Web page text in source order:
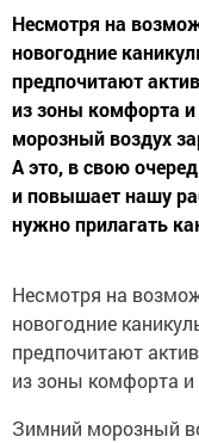
Несмотря на
новогодние
предпочитают
из зоны комфорта
морозный воздух
А это, в свою
и повышает нашу
нужно прилагать
Несмотря на
новогодние
предпочитают
из зоны комфорта и
Зимний морозный